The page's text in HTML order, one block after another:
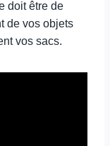
doit être de
de vos objets
vos sacs.